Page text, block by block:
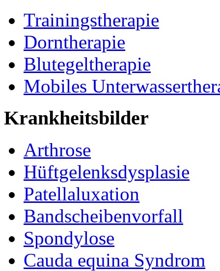
Trainingstherapie
Dorntherapie
Blutegeltherapie
Mobiles
Krankheitsbilder
Arthrose
Hüftgelenksdysplasie
Patellaluxation
Bandscheibenvorfall
Spondylose
Cauda equina Syndrom